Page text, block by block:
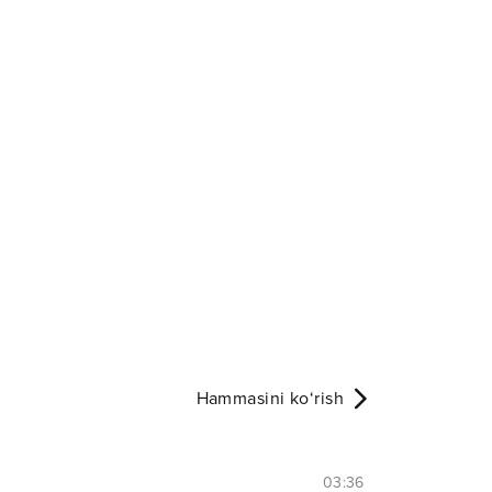
Hammasini ko‘rish
03:36